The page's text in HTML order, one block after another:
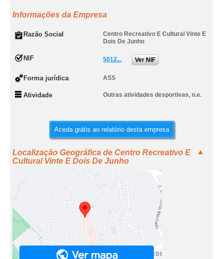
Informações da Empresa
Razão Social
Centro Recreativo E Cultural Vinte E
Dois De Junho
NIF 5012... Ver NIF
Forma jurídica ASS
Atividade Outras atividades desportivas, n.e.
Aceda grátis ao relatório desta empresa
Localização Geográfica de Centro Recreativo E
Cultural Vinte E Dois De Junho